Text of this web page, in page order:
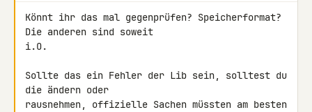
Könnt ihr das mal gegenprüfen? Speicherformat?
Die anderen sind soweit
i.O.
Sollte das ein Fehler der Lib sein, solltest du
die ändern oder
rausnehmen, offizielle Sachen müssten am besten